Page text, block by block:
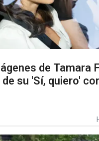
de Tamara
su 'Sí, quiero'